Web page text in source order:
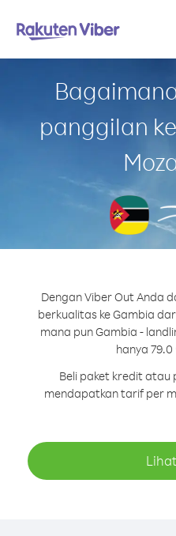
panggilan
Dengan Viber Out Anda
berkualitas ke Gambia
mana pun Gambia -
hanya
Beli paket kredit atau
mendapatkan tarif per